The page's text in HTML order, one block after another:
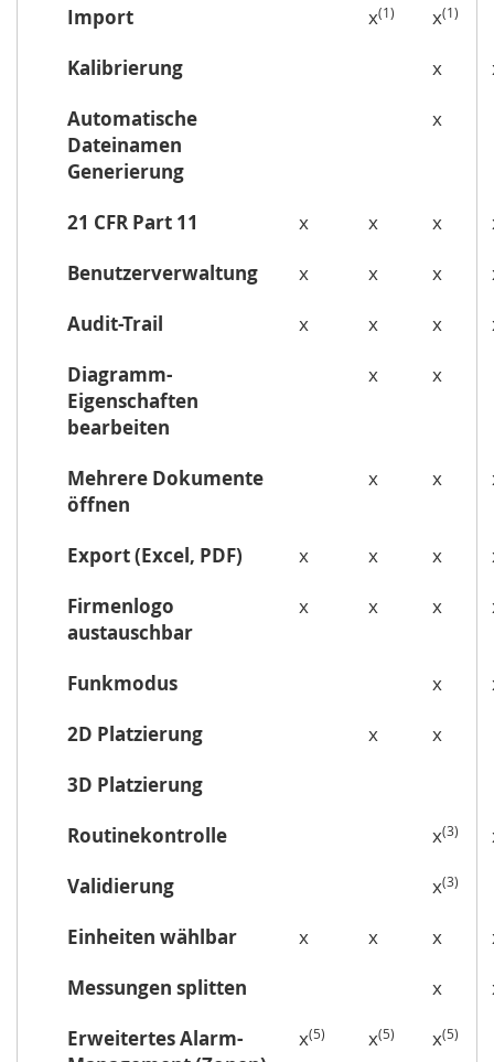
Import
x(1) x(1)
Kalibrierung x
Automatische
Dateinamen
Generierung
x
21 CFR Part 11 x x x
Benutzerverwaltung
x x x
Audit-Trail
x x x
Diagramm-
Eigenschaften
bearbeiten
x x
Mehrere Dokumente
öffnen
x x
Export (Excel, PDF) x x x
Firmenlogo
austauschbar
x x x
Funkmodus x
2D Platzierung
x
x
3D Platzierung
Routinekontrolle
x(3)
Validierung
x(3)
Einheiten wählbar x x x
Messungen splitten
x
Erweitertes Alarm-
x(5) x(5) x(5)